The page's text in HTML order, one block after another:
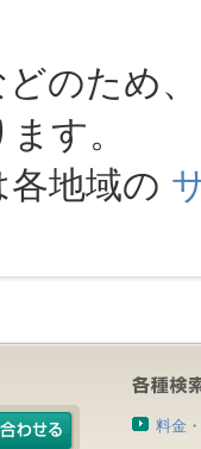
のため
す。
地域の
料金